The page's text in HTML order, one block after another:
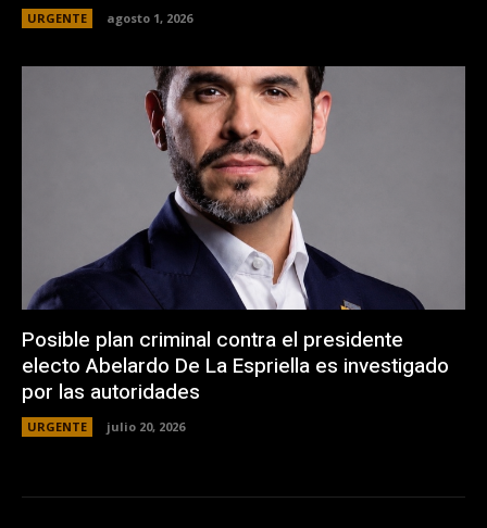
URGENTE agosto 1, 2026
Posible plan criminal contra el presidente
electo Abelardo De La Espriella es investigado
por las autoridades
URGENTE julio 20, 2026